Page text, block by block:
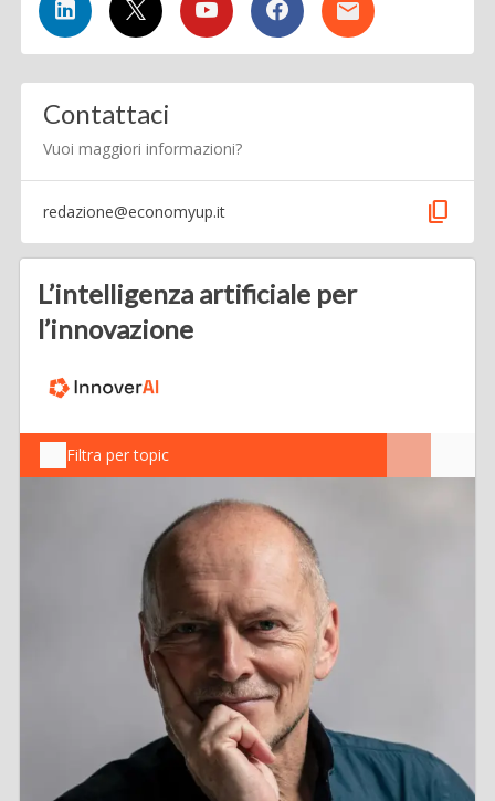
Contattaci
Vuoi maggiori informazioni?
redazione@economyup.it content_copy
L’intelligenza artificiale per
l’innovazione
Filtra per topic